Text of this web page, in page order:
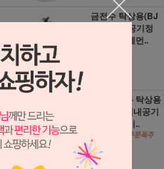
금전수 탁상용(BJ
_15) 실내공기정
화식물 미세먼..
올리브나무 탁상용
(BJ_02) 실내공기
정화식물 미..
54,000원
540원 적립